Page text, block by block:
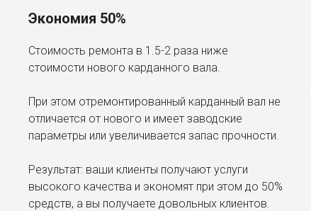
Экономия 50%
Стоимость ремонта в 1.5-2 раза ниже
стоимости нового карданного вала.
При этом отремонтированный карданный вал не
отличается от нового и имеет заводские
параметры или увеличивается запас прочности.
Результат: ваши клиенты получают услуги
высокого качества и экономят при этом до 50%
средств, а вы получаете довольных клиентов.